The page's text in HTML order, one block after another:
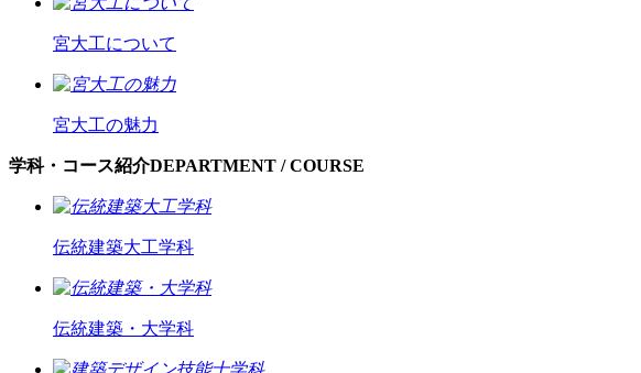
宮大工について
宮大工の魅力
学科・コース紹介DEPARTMENT / COURSE
伝統建築大工学科
伝統建築・大学科